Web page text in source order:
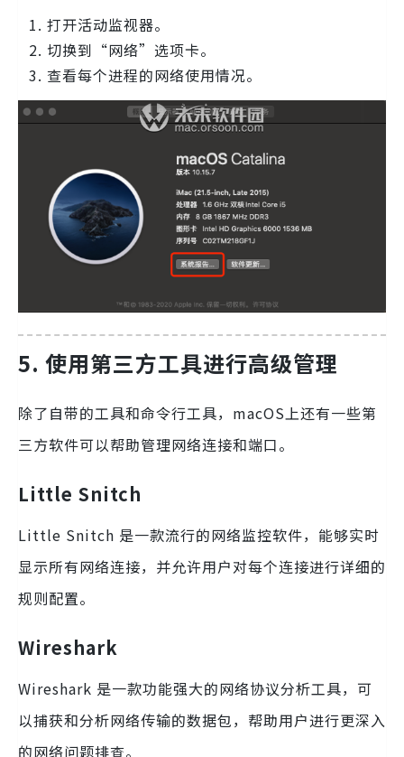
打开活动监视器。
切换到“网络”选项卡。
查看每个进程的网络使用情况。
5. 使用第三方工具进行高级管理
除了自带的工具和命令行工具，macOS上还有一些第
三方软件可以帮助管理网络连接和端口。
Little Snitch
Little Snitch 是一款流行的网络监控软件，能够实时
显示所有网络连接，并允许用户对每个连接进行详细的
规则配置。
Wireshark
Wireshark 是一款功能强大的网络协议分析工具，可
以捕获和分析网络传输的数据包，帮助用户进行更深入
的网络问题排查。